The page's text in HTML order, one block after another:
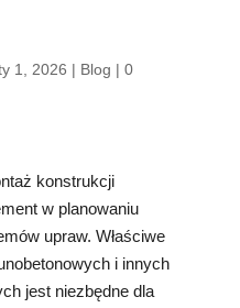
1, 2026 | Blog | 0
konstrukcji
w planowaniu
upraw. Właściwe
i innych
jest niezbędne dla